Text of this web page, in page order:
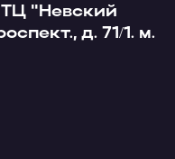
ТЦ "Невский
д. 71/1. м.